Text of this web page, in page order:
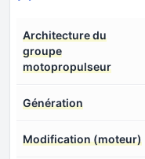
Architecture du
groupe
motopropulseur
Génération
Modification (moteur)